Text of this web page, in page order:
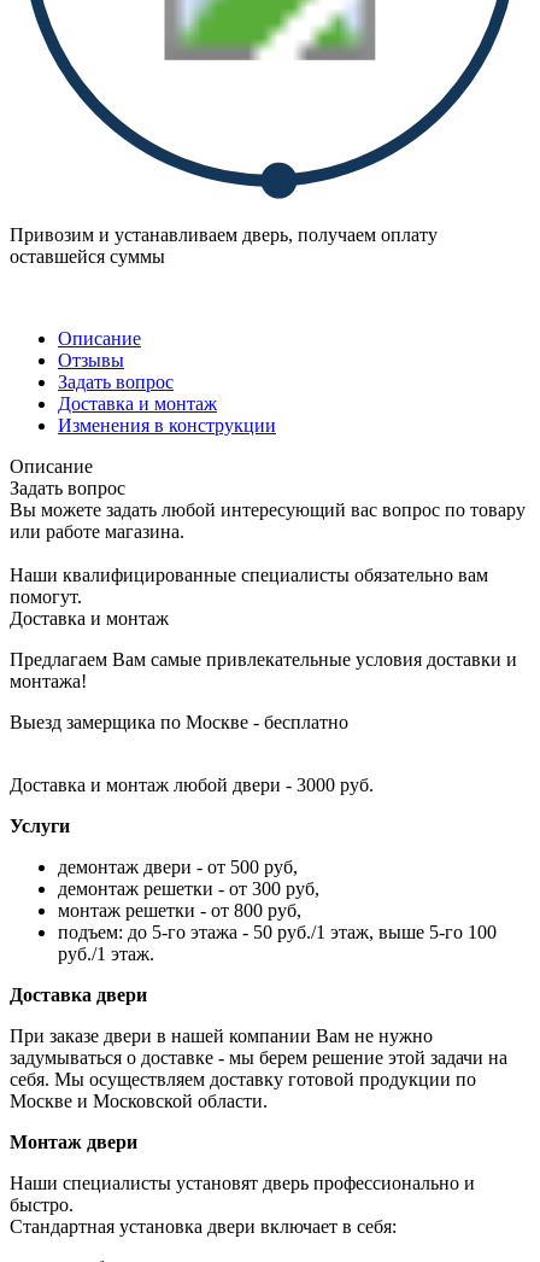
Привозим и устанавливаем дверь, получаем оплату
оставшейся суммы
Описание
Отзывы
Задать вопрос
Доставка и монтаж
Изменения в конструкции
Описание
Задать вопрос
Вы можете задать любой интересующий вас вопрос по товару
или работе магазина.
Наши квалифицированные специалисты обязательно вам
помогут.
Доставка и монтаж
Предлагаем Вам самые привлекательные условия доставки и
монтажа!
Выезд замерщика по Москве - бесплатно
Доставка и монтаж любой двери - 3000 руб.
Услуги
демонтаж двери - от 500 руб,
демонтаж решетки - от 300 руб,
монтаж решетки - от 800 руб,
подъем: до 5-го этажа - 50 руб./1 этаж, выше 5-го 100
руб./1 этаж.
Доставка двери
При заказе двери в нашей компании Вам не нужно
задумываться о доставке - мы берем решение этой задачи на
себя. Мы осуществляем доставку готовой продукции по
Москве и Московской области.
Монтаж двери
Наши специалисты установят дверь профессионально и
быстро.
Стандартная установка двери включает в себя: